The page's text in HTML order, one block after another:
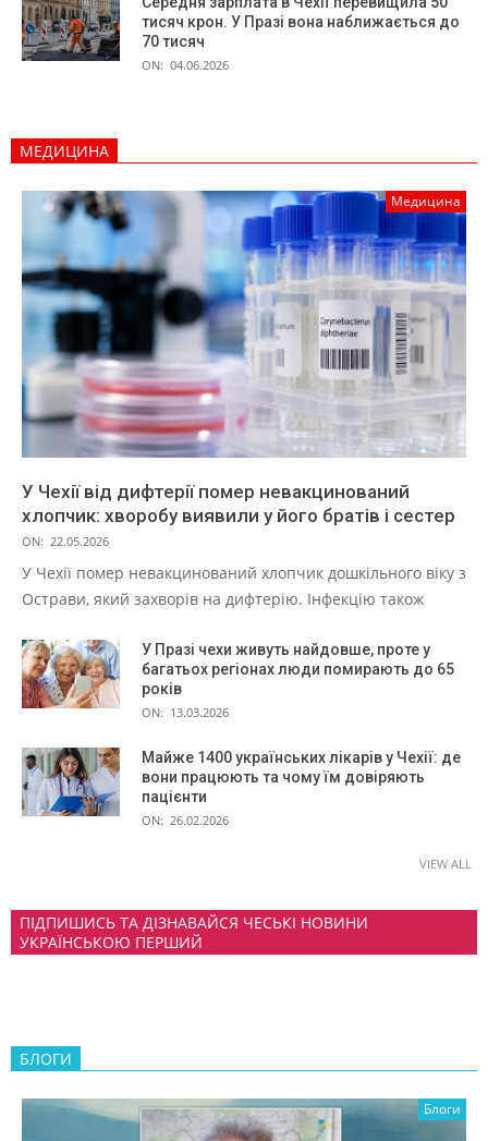
тисяч крон. У Празі вона наближається до
70 тисяч
ON: 04.06.2026
МЕДИЦИНА
Медицина
У Чехії від дифтерії помер невакцинований
хлопчик: хворобу виявили у його братів і сестер
ON: 22.05.2026
У Чехії помер невакцинований хлопчик дошкільного віку з
Острави, який захворів на дифтерію. Інфекцію також
У Празі чехи живуть найдовше, проте у
багатьох регіонах люди помирають до 65
років
ON: 13.03.2026
Майже 1400 українських лікарів у Чехії: де
вони працюють та чому їм довіряють
пацієнти
ON: 26.02.2026
VIEW ALL
ПІДПИШИСЬ ТА ДІЗНАВАЙСЯ ЧЕСЬКІ НОВИНИ
УКРАЇНСЬКОЮ ПЕРШИЙ
БЛОГИ
Блоги